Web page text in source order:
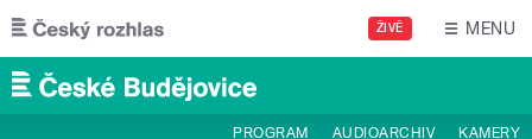
Přejít k hlavnímu obsahu
ŽIVĚ MENU
PROGRAM AUDIOARCHIV KAMERY